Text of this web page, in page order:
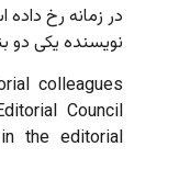
در زمانه رخ
نویسنده یکی دو
colleagues
Council
the editorial